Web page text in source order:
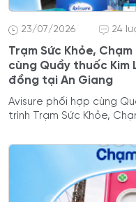
23/07/2026 24
Trạm Sức Khỏe,
cùng Quầy thuốc
đồng tại An Giang
Avisure phối hợp cùng
trình Trạm Sức Khỏe,